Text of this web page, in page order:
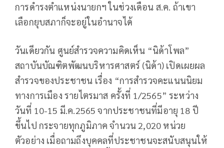
การดำรงตำแหน่งนายกฯ ในช่วงเดือน ส.ค. ถ้าเขา
เลือกยุบสภาก็จะอยู่ในอำนาจได้
วันเดียวกัน ศูนย์สำรวจความคิดเห็น “นิด้าโพล”
สถาบันบัณฑิตพัฒนบริหารศาสตร์ (นิด้า) เปิดเผยผล
สำรวจของประชาชน เรื่อง “การสำรวจคะแนนนิยม
ทางการเมือง รายไตรมาส ครั้งที่ 1/2565” ระหว่าง
วันที่ 10-15 มี.ค.2565 จากประชาชนที่มีอายุ 18 ปี
ขึ้นไป กระจายทุกภูมิภาค จำนวน 2,020 หน่วย
ตัวอย่าง เมื่อถามถึงบุคคลที่ประชาชนจะสนับสนุนให้